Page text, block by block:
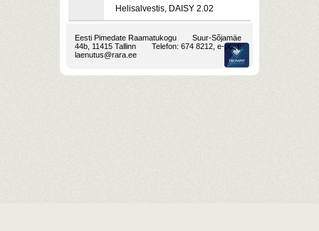
Helisalvestis, DAISY 2.02
Eesti Pimedate Raamatukogu
Suur-Sõjamäe
44b, 11415 Tallinn
Telefon: 674 8212, e-post:
laenutus@rara.ee